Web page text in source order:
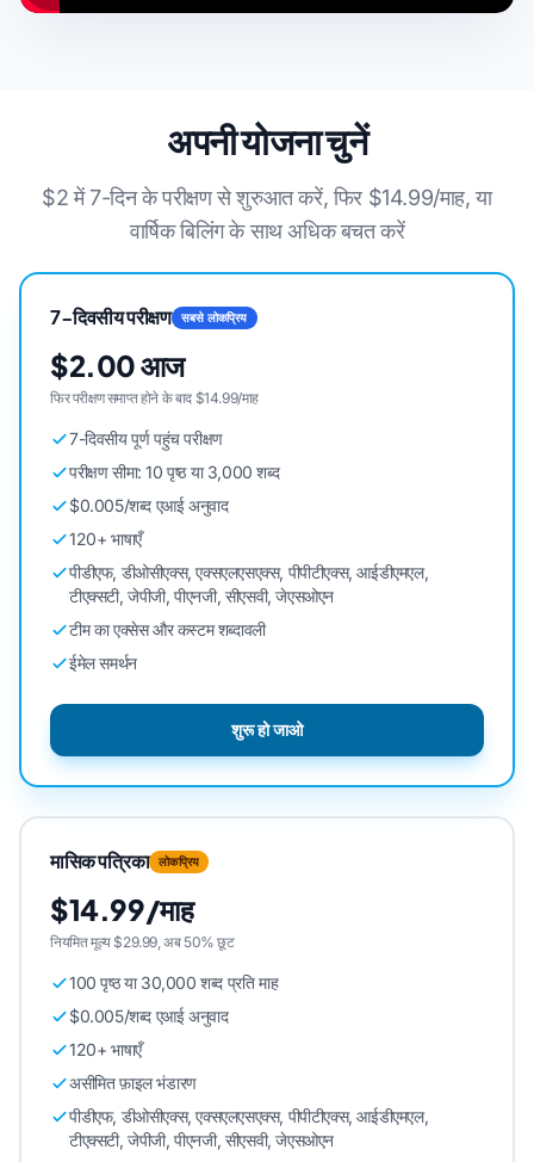
अपनी योजना चुनें
$2 में 7-दिन के परीक्षण से शुरुआत करें, फिर $14.99/माह, या
वार्षिक बिलिंग के साथ अधिक बचत करें
7-दिवसीय परीक्षण सबसे लोकप्रिय
$2.00 आज
फिर परीक्षण समाप्त होने के बाद $14.99/माह
7-दिवसीय पूर्ण पहुंच परीक्षण
परीक्षण सीमा: 10 पृष्ठ या 3,000 शब्द
$0.005/शब्द एआई अनुवाद
120+ भाषाएँ
पीडीएफ, डीओसीएक्स, एक्सएलएसएक्स, पीपीटीएक्स, आईडीएमएल,
टीएक्सटी, जेपीजी, पीएनजी, सीएसवी, जेएसओएन
टीम का एक्सेस और कस्टम शब्दावली
ईमेल समर्थन
शुरू हो जाओ
मासिक पत्रिका लोकप्रिय
$14.99/माह
नियमित मूल्य $29.99, अब 50% छूट
100 पृष्ठ या 30,000 शब्द प्रति माह
$0.005/शब्द एआई अनुवाद
120+ भाषाएँ
असीमित फ़ाइल भंडारण
पीडीएफ, डीओसीएक्स, एक्सएलएसएक्स, पीपीटीएक्स, आईडीएमएल,
टीएक्सटी, जेपीजी, पीएनजी, सीएसवी, जेएसओएन